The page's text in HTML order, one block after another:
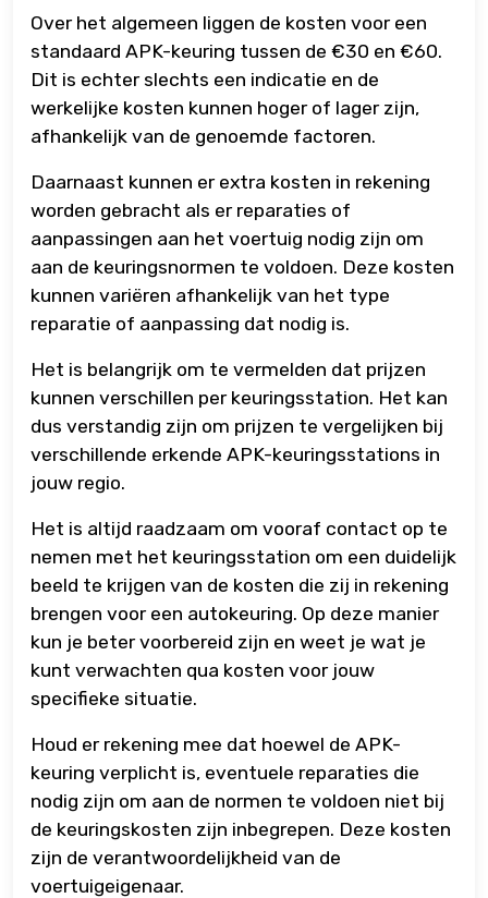
Over het algemeen liggen de kosten voor een
standaard APK-keuring tussen de €30 en €60.
Dit is echter slechts een indicatie en de
werkelijke kosten kunnen hoger of lager zijn,
afhankelijk van de genoemde factoren.
Daarnaast kunnen er extra kosten in rekening
worden gebracht als er reparaties of
aanpassingen aan het voertuig nodig zijn om
aan de keuringsnormen te voldoen. Deze kosten
kunnen variëren afhankelijk van het type
reparatie of aanpassing dat nodig is.
Het is belangrijk om te vermelden dat prijzen
kunnen verschillen per keuringsstation. Het kan
dus verstandig zijn om prijzen te vergelijken bij
verschillende erkende APK-keuringsstations in
jouw regio.
Het is altijd raadzaam om vooraf contact op te
nemen met het keuringsstation om een ​​duidelijk
beeld te krijgen van de kosten die zij in rekening
brengen voor een autokeuring. Op deze manier
kun je beter voorbereid zijn en weet je wat je
kunt verwachten qua kosten voor jouw
specifieke situatie.
Houd er rekening mee dat hoewel de APK-
keuring verplicht is, eventuele reparaties die
nodig zijn om aan de normen te voldoen niet bij
de keuringskosten zijn inbegrepen. Deze kosten
zijn de verantwoordelijkheid van de
voertuigeigenaar.